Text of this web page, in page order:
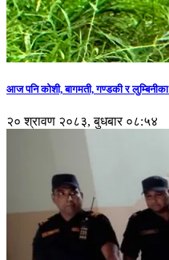
आज पनि कोशी, बागमती, गण्डकी र लुम्बिनीका
२० श्रावण २०८३, बुधबार ०८:५४